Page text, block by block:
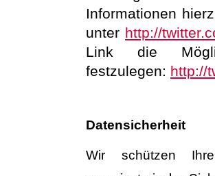
Informationen
unter http://
Link die
festzulegen: http://
Datensicherheit
Wir schützen